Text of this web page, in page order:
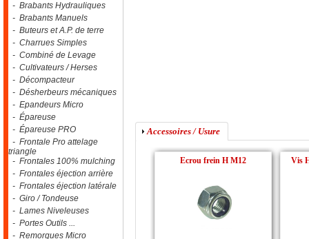
- Brabants Hydrauliques
- Brabants Manuels
- Buteurs et A.P. de terre
- Charrues Simples
- Combiné de Levage
- Cultivateurs / Herses
- Décompacteur
- Désherbeurs mécaniques
- Epandeurs Micro
- Épareuse
- Épareuse PRO
- Frontale Pro attelage
triangle
- Frontales 100% mulching
- Frontales éjection arrière
- Frontales éjection latérale
- Giro / Tondeuse
- Lames Niveleuses
- Portes Outils ...
- Remorques Micro
Accessoires / Usure
Ecrou frein H M12 Vis